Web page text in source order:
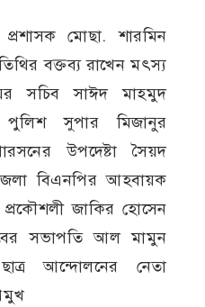
প্রশাসক মোছা. শারমিন
বক্তব্য রাখেন মৎস্য
সচিব সাঈদ মাহমুদ
পুলিশ সুপার মিজানুর
উপদেষ্টা সৈয়দ
বিএনপির আহবায়ক
জাকির হোসেন
সভাপতি আল মামুন
আন্দোলনের নেতা